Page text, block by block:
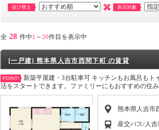
並び替え 表示対象
全 28 件中1 ～ 20件目を表示中
[一戸建] 熊本県人吉市西間下町 の賃貸
POINT!
新築平屋建・3台駐車可 キッチンもお風呂も
活をスタートできます。ファミリーにもおすすめの住み
熊本県人吉市
産交バス/人